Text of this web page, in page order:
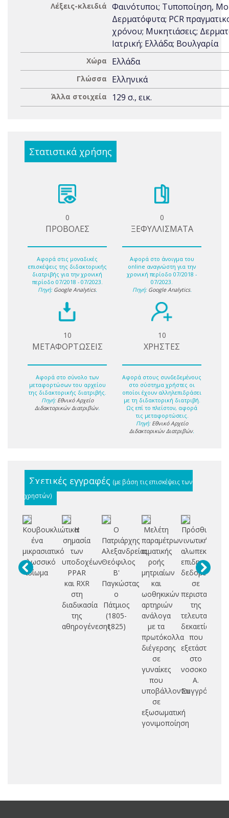
Λέξεις-κλειδιά Φαινότυποι; Τυποποίηση,
Δερματόφυτα; PCR
χρόνου; Μυκητιάσεις;
Ιατρική; Ελλάδα; Βουλγαρία
Χώρα Ελλάδα
Γλώσσα Ελληνικά
Άλλα στοιχεία 129 σ., εικ.
Στατιστικά χρήσης
0
ΠΡΟΒΟΛΕΣ
Αφορά στις μοναδικές
επισκέψεις της διδακτορικής
διατριβής για την χρονική
περίοδο 07/2018 - 07/2023.
Πηγή: Google Analytics.
0
ΞΕΦΥΛΛΙΣΜΑΤΑ
Αφορά στο άνοιγμα του
online αναγνώστη για την
χρονική περίοδο 07/2018 -
07/2023.
Πηγή: Google Analytics.
10
ΜΕΤΑΦΟΡΤΩΣΕΙΣ
Αφορά στο σύνολο των
μεταφορτώσων του αρχείου
της διδακτορικής διατριβής.
Πηγή: Εθνικό Αρχείο
Διδακτορικών Διατριβών.
10
ΧΡΗΣΤΕΣ
Αφορά στους συνδεδεμένους
στο σύστημα χρήστες οι
οποίοι έχουν αλληλεπιδράσει
με τη διδακτορική διατριβή.
Ως επί το πλείστον, αφορά
τις μεταφορτώσεις.
Πηγή: Εθνικό Αρχείο
Διδακτορικών Διατριβών.
Σχετικές εγγραφές (με βάση τις επισκέψεις των
χρηστών)
Κουβουκλιώτικα:
ένα
μικρασιατικό
γλωσσικό
ιδίωμα
Η
σημασία
των
υποδοχέων
PPAR
και RXR
στη
διαδικασία
της
αθηρογένεσης
Ο
Πατριάρχης
Αλεξανδρείας
Θεόφιλος
Β'
Παγκώστας
ο
Πάτμιος
(1805-
1825)
Μελέτη
παραμέτρων
αιματικής
ροής
μητριαίων
και
ωοθηκικών
αρτηριών
ανάλογα
με τα
πρωτόκολλα
διέγερσης
σε
γυναίκες
που
υποβάλλονται
σε
εξωσωματική
γονιμοποίηση
Πρόσθια
ινωτική
αλωπεκία:
δεδομένα
σε
περιστατικά
της
τελευταίας
δεκαετίας
που
εξετάστηκαν
στο
νοσοκομείο
Α.
Συγγρός